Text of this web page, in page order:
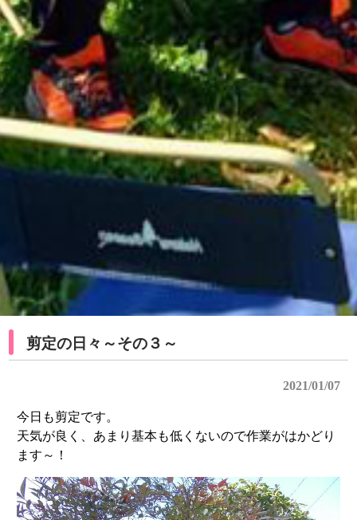
剪定の日々～その３～
2021/01/07
今日も剪定です。
天気が良く、あまり基本も低くないので作業がはかどり
ます～！